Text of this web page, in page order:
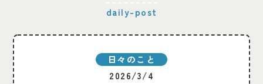
daily-post
日々のこと
2026/3/4